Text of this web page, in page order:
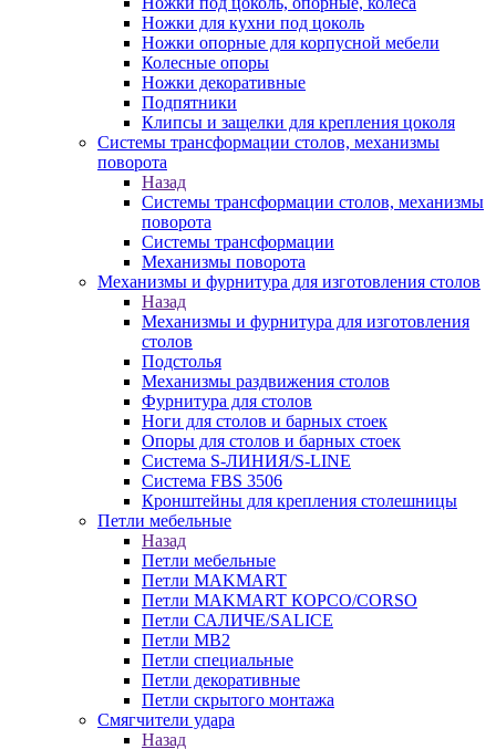
Ножки для кухни под цоколь
Ножки опорные для корпусной мебели
Колесные опоры
Ножки декоративные
Подпятники
Клипсы и защелки для крепления цоколя
Системы трансформации столов, механизмы
поворота
Назад
Системы трансформации столов, механизмы
поворота
Системы трансформации
Механизмы поворота
Механизмы и фурнитура для изготовления столов
Назад
Механизмы и фурнитура для изготовления
столов
Подстолья
Механизмы раздвижения столов
Фурнитура для столов
Ноги для столов и барных стоек
Опоры для столов и барных стоек
Система S-ЛИНИЯ/S-LINE
Система FBS 3506
Кронштейны для крепления столешницы
Петли мебельные
Назад
Петли мебельные
Петли MAKMART
Петли MAKMART КОРСО/CORSO
Петли САЛИЧЕ/SALICE
Петли MB2
Петли специальные
Петли декоративные
Петли скрытого монтажа
Смягчители удара
Назад